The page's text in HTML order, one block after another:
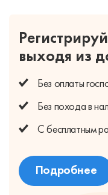
выходя из
Без оплаты
Без походав
С бесплатным
Подробнее